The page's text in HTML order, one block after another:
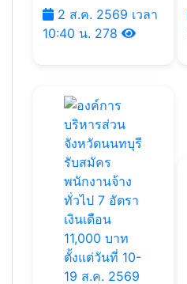
2 ส.ค. 2569 เวลา
10:40 น. 278